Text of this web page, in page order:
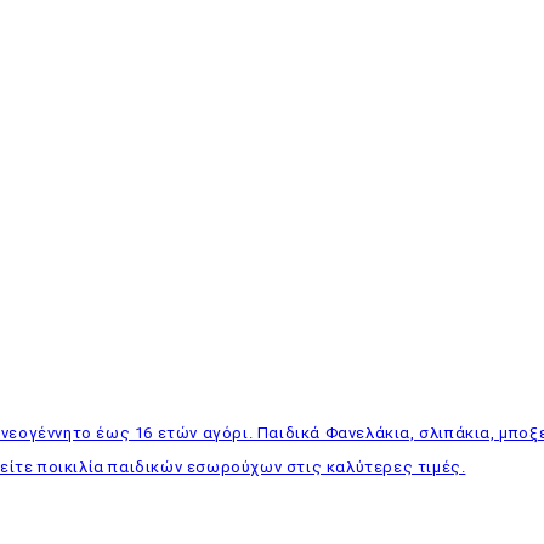
έως 16 ετών αγόρι. Παιδικά Φανελάκια, σλιπάκια,
ποικιλία παιδικών εσωρούχων στις καλύτερες τιμές.